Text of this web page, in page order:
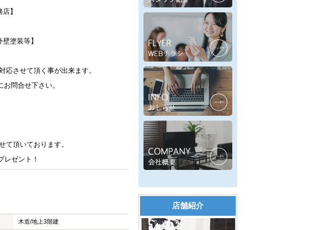
】
塗装等】
応させて頂く事が出来ます。
問合せ下さい。
て頂いております。
ゼント！
木造/地上3階建
店舗紹介